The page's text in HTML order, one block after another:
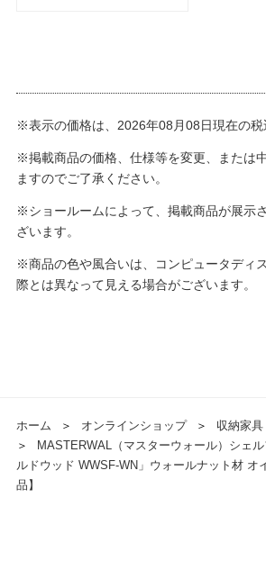
※表示の価格は、2026年08月08日現在の税
※掲載商品の価格、仕様等を変更、または
ますのでご了承ください。
※ショールームによって、掲載商品が展示
ざいます。
※商品の色や風合いは、コンピュータディ
際とは異なって見える場合がございます。
ホーム ＞ オンラインショップ ＞ 収納家具
＞
MASTERWAL（マスターウォール）シェ
ルドウッド WWSF-WN」ウォールナット材 オ
品】